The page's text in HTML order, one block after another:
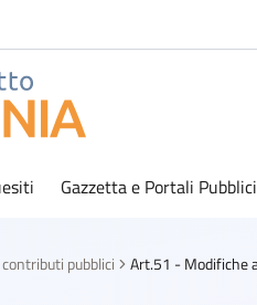
Gazzetta e Portali Pubblici
contributi pubblici